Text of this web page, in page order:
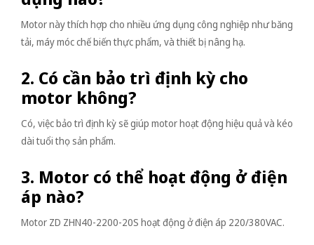
Motor này thích hợp cho nhiều ứng dụng công nghiệp như băng
tải, máy móc chế biến thực phẩm, và thiết bị nâng hạ.
2. Có cần bảo trì định kỳ cho
motor không?
Có, việc bảo trì định kỳ sẽ giúp motor hoạt động hiệu quả và kéo
dài tuổi thọ sản phẩm.
3. Motor có thể hoạt động ở điện
áp nào?
Motor ZD ZHN40-2200-20S hoạt động ở điện áp 220/380VAC.